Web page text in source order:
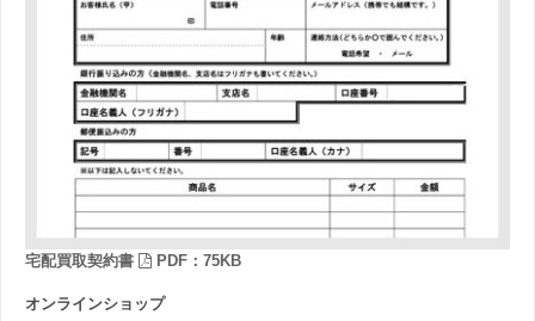
宅配買取契約書 PDF：75KB
オンラインショップ